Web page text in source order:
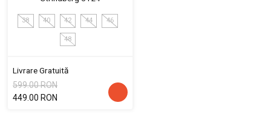
38 40 42 44 46
48
Livrare Gratuită
599.00 RON
449.00 RON